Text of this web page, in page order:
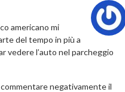
americano mi
del tempo in più a
vedere l’auto nel parcheggio
negativamente il